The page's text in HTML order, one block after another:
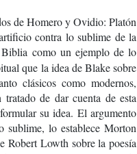
de Homero y Ovidio: Platón
contra lo sublime de la
como un ejemplo de lo
que la idea de Blake sobre
clásicos como modernos,
de dar cuenta de esta
su idea. El argumento
sublime, lo establece Morton
Robert Lowth sobre la poesía